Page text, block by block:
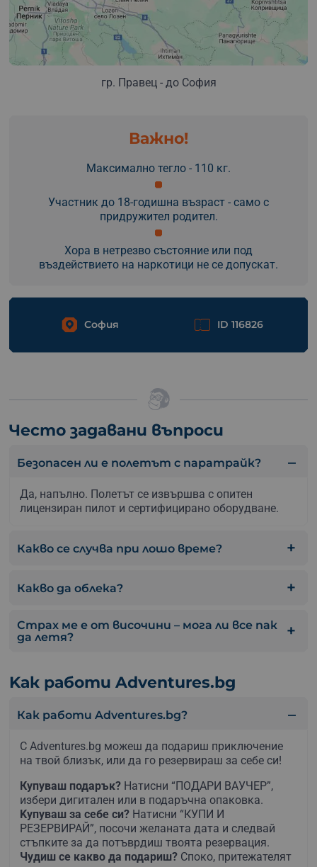
гр. Правец - до София
Важно!
Максимално тегло - 110 кг.
Участник до 18-годишна възраст - само с
придружител родител.
Хора в нетрезво състояние или под
въздействието на наркотици не се допускат.
София ID 116826
Често задавани въпроси
Безопасен ли е полетът с паратрайк?
Да, напълно. Полетът се извършва с опитен
лицензиран пилот и сертифицирано оборудване.
Какво се случва при лошо време?
Какво да облека?
Страх ме е от височини – мога ли все пак
да летя?
Kак работи Adventures.bg
Как работи Adventures.bg?
С Adventures.bg можеш да подариш приключение
на твой близък, или да го резервираш за себе си!
Купуваш подарък? Натисни “ПОДАРИ ВАУЧЕР”,
избери дигитален или в подаръчна опаковка.
Kупуваш за себе си? Натисни “КУПИ И
РЕЗЕРВИРАЙ”, посочи желаната дата и следвай
стъпките за да потъврдиш твоята резервация.
Чудиш се какво да подариш? Споко, притежателят